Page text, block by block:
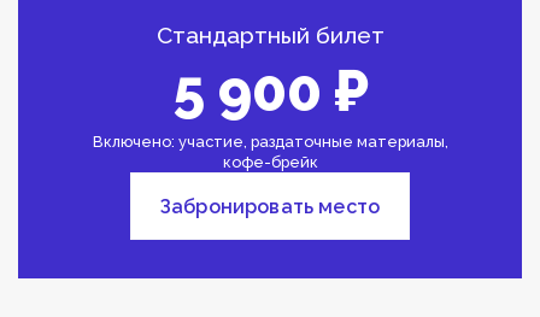
Стандартный билет
5 900 ₽
Включено: участие, раздаточные материалы,
кофе-брейк
Забронировать место